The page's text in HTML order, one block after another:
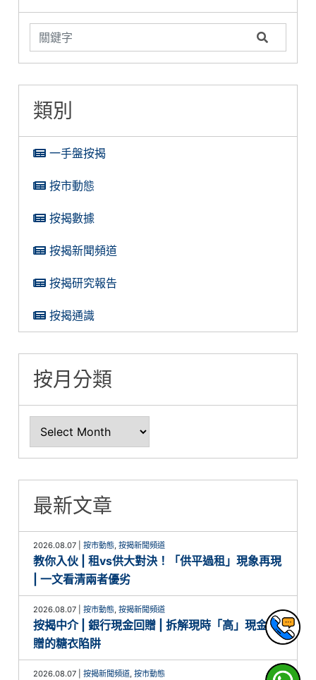
類別
一手盤按揭
按市動態
按揭數據
按揭新聞頻道
按揭研究報告
按揭通識
按月分類
最新文章
2026.08.07 |按市動態,按揭新聞頻道
教你入伙 | 租vs供大對決！「供平過租」現象再現
| 一文看清兩者優劣
2026.08.07 |按市動態,按揭新聞頻道
按揭中介 | 銀行現金回贈 | 拆解現時「高」現金回
贈的糖衣陷阱
2026.08.07 |按揭新聞頻道,按市動態